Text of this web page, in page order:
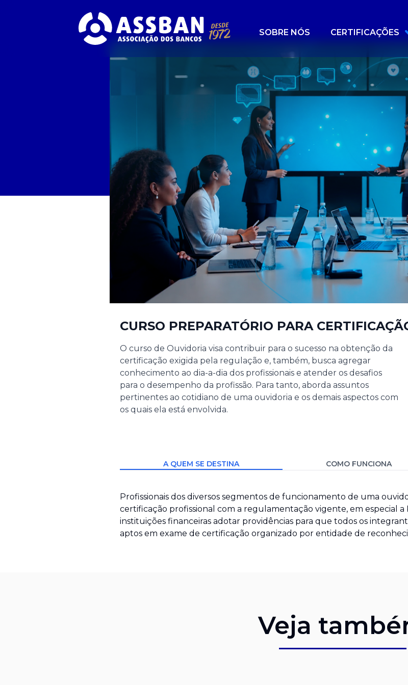
SOBRE NÓS CERTIFICAÇÕES
CURSO PREPARATÓRIO PARA
O curso de Ouvidoria visa contribuir para o sucesso na obtenção da
certificação exigida pela regulação e, também, busca agregar
conhecimento ao dia-a-dia dos profissionais e atender os desafios
para o desempenho da profissão. Para tanto, aborda assuntos
pertinentes ao cotidiano de uma ouvidoria e os demais aspectos com
os quais ela está envolvida.
A QUEM SE DESTINA COMO FUNCIONA
Profissionais dos diversos segmentos de funcionamento de uma
certificação profissional com a regulamentação vigente, em especial a
instituições financeiras adotar providências para que todos os
aptos em exame de certificação organizado por entidade de
Veja